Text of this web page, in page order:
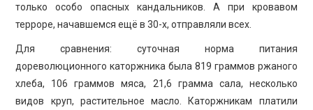
только особо опасных кандальников. А при кровавом
терроре, начавшемся ещё в 30-х, отправляли всех.
Для сравнения: суточная норма питания
дореволюционного каторжника была 819 граммов ржаного
хлеба, 106 граммов мяса, 21,6 грамма сала, несколько
видов круп, растительное масло. Каторжникам платили